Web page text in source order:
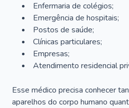
Enfermaria de colégios;
Emergência de hospitais;
Postos de saúde;
Clínicas particulares;
Empresas;
Atendimento residencial
Esse médico precisa conhecer
aparelhos do corpo humano